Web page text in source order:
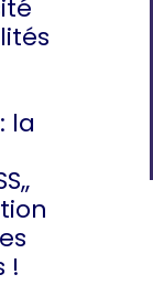
la
!